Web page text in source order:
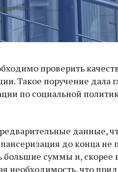
проверить
Такое поручение дала
по социальной
данные,
до конца не
большие суммы и, скорее
необходимость, что